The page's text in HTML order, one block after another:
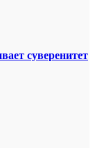
суверенитет